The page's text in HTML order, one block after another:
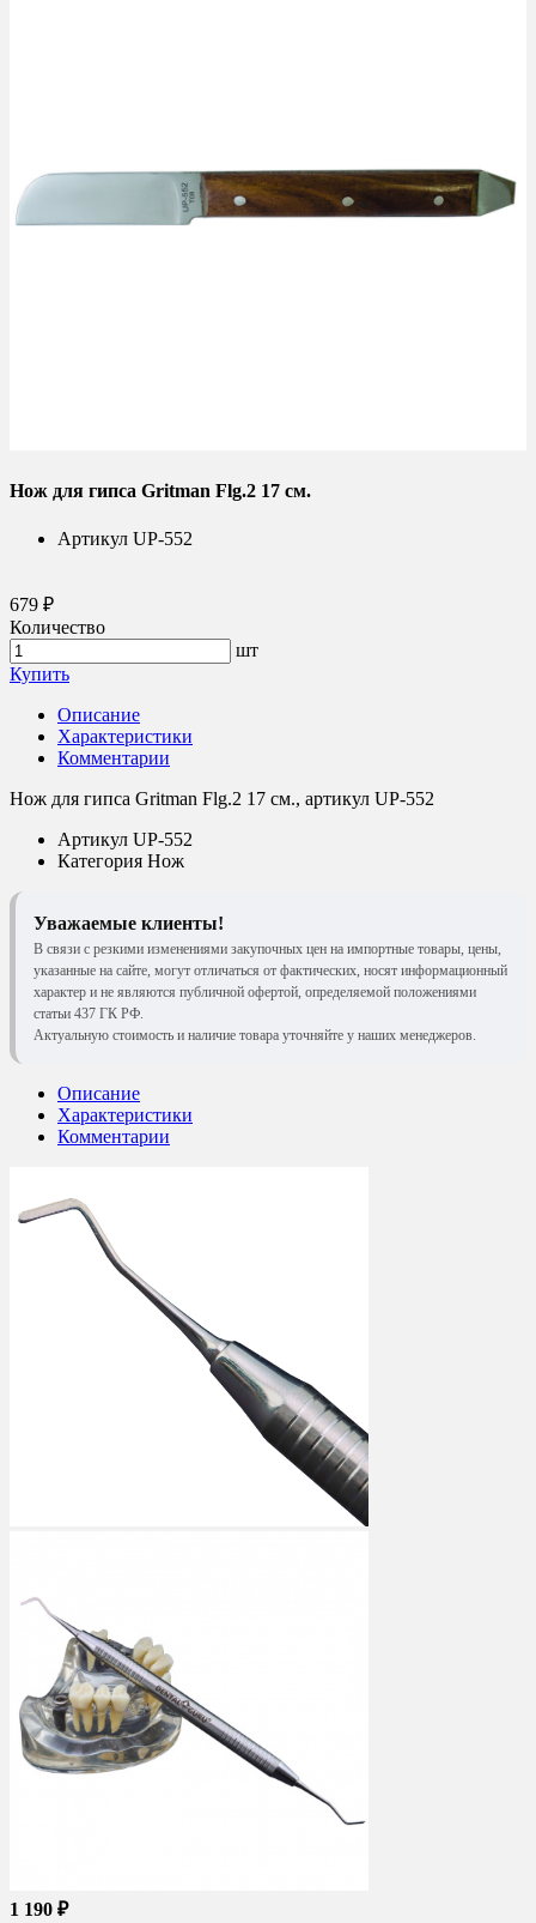
Нож для гипса Gritman Flg.2 17 см.
Артикул UP-552
679 ₽
Количество
шт
Купить
Описание
Характеристики
Комментарии
Нож для гипса Gritman Flg.2 17 см., артикул UP-552
Артикул UP-552
Категория Нож
Уважаемые клиенты!
В связи с резкими изменениями закупочных цен на импортные товары, цены,
указанные на сайте, могут отличаться от фактических, носят информационный
характер и не являются публичной офертой, определяемой положениями
статьи 437 ГК РФ.
Актуальную стоимость и наличие товара уточняйте у наших менеджеров.
Описание
Характеристики
Комментарии
1 190 ₽